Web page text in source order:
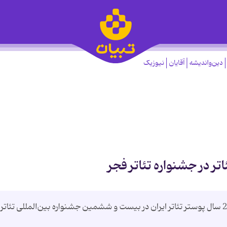
دین‌واندیشه آقایان نیوزیک
اسامی 52 هنرمند حاضر در بخش مرور نمایشگاه 25 سال پوستر تئاتر ایران در بیست و ششمین جشنواره بین‌المللی تئاتر